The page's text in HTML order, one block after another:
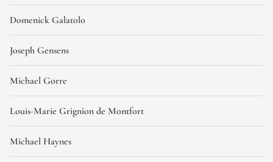
Domenick Galatolo
Joseph Gensens
Michael Gorre
Louis-Marie Grignion de Montfort
Michael Haynes